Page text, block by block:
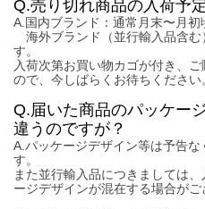
Q.売り切れ商品の入荷予
A.国内ブランド：通常月末〜月初
海外ブランド（並行輸入品含む
す。
入荷次第お買い物カゴが付き、
ので、今しばらくお待ちください
Q.届いた商品のパッケー
違うのですが？
A.パッケージデザイン等は予告
す。
また並行輸入品につきましては
ージデザインが混在する場合がご